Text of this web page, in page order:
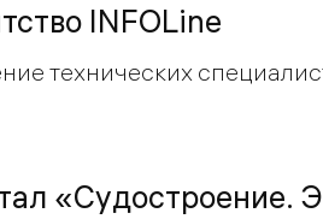
INFOLine
технических
«Судостроение.